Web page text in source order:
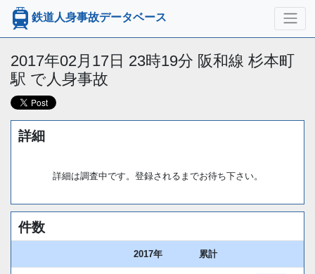
鉄道人身事故データベース
2017年02月17日 23時19分 阪和線 杉本町
駅 で人身事故
詳細
詳細は調査中です。登録されるまでお待ち下さい。
件数
2017年 累計